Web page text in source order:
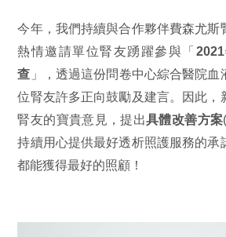
今年，我們持續與合作夥伴費森尤斯
熱情邀請單位腎友踴躍參與「
查 」，透過這份問卷中心綜合醫院
位腎友許多正向鼓勵及建言。因此，
腎友的寶貴意見，提出具體改善方案
持續用心提供最好透析照護服務的承
都能獲得最好的照顧！